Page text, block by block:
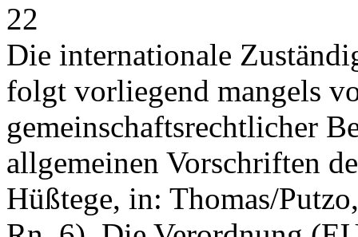
22
Die internationale
folgt vorliegend mangels
gemeinschaftsrechtlicher
allgemeinen Vorschriften
Hüßtege, in: Thomas/